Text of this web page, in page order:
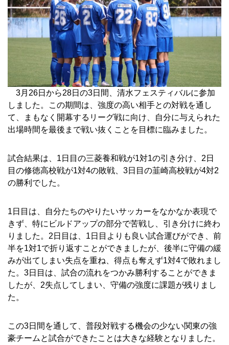
3月26日から28日の3日間、清水フェスティバルに参加
しました。この期間は、強度の高い相手との対戦を通し
て、まもなく開幕するリーグ戦に向け、自分に与えられた
出場時間を最後まで戦い抜くことを目標に臨みました。
試合結果は、1日目の三菱養和戦が1対1の引き分け、2日
目の修徳高校戦が1対4の敗戦、3日目の韮崎高校戦が4対2
の勝利でした。
1日目は、自分たちのやりたいサッカーをなかなか表現で
きず、特にビルドアップの部分で苦戦し、引き分けに終わ
りました。2日目は、1日目よりも良い試合運びができ、前
半を1対1で折り返すことができましたが、後半に守備の緩
みが出てしまい失点を重ね、得点も奪えず1対4で敗れまし
た。3日目は、試合の流れをつかみ勝利することができま
したが、2失点してしまい、守備の強度に課題が残りまし
た。
この3日間を通して、普段対戦する機会の少ない関東の強
豪チームと試合ができたことは大きな経験となりました。